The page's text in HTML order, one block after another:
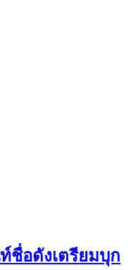
ชื่อดังเตรียมบุก